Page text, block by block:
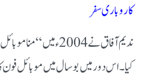
کاروباری سفر
ندیم آفاق نے 2004ء
کیا۔ اس دور میں بوسال میں موبائل فون